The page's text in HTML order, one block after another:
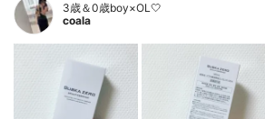
3歳＆0歳boy×OL🤍
coala